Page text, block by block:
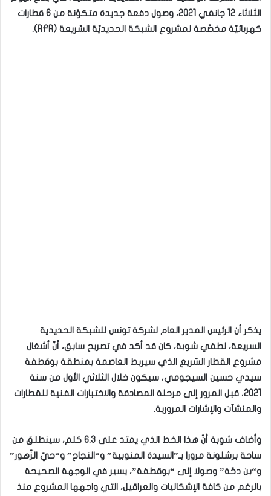
الثلاثاء 12 جانفي 2021، وصول دفعة جديدة متكوّنة من 6 قطارات
كهربائيّة مخصّصة لمشروع الشبكة الحديديّة السّريعة (RFR).
يذكر أن الرئيس المدير العام لشركة تونس للشبكة الحديدية
السريعة، لطفي شوبة، كان قد أكد في تصريح سابق، أنّ أشغال
مشروع القطار السّريع الذي سيربط العاصمة بمنطقة بوقطفة
سيدي حسين السيجومي، سيكون خلال الثلاثي الأول من سنة
2021، قبل المرور إلى مرحلة المصادقة والاختبارات الفنية للقطارات
والمنشآت والإشارات المرورية.
وأضاف شوبة أنّ هذا الخط الذي يمتد على 6.3 كلم، سينطلق من
ساحة برشلونة مرورا بـ”السيدة المنوبية” و“النجاح” و“حيّ الزّهور”
و“بن دحّة” وصولا إلى “بوقطفة”، يسير في الوجهة الصحيحة
بالرغم من كافة الإشكاليات والعراقيل، التي واجهها المشروع منذ